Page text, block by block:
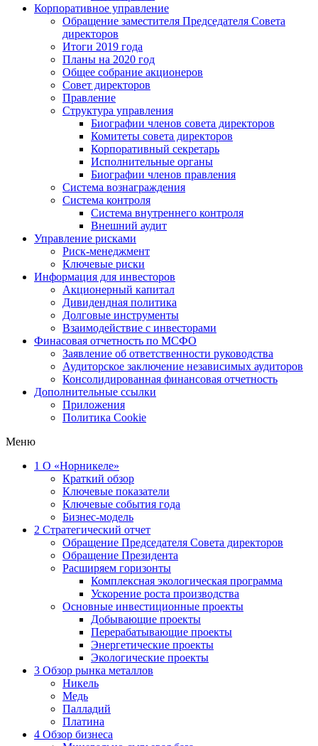
Корпоративное управление
Обращение заместителя Председателя Совета
директоров
Итоги 2019 года
Планы на 2020 год
Общее собрание акционеров
Совет директоров
Правление
Структура управления
Биографии членов совета директоров
Комитеты совета директоров
Корпоративный секретарь
Исполнительные органы
Биографии членов правления
Система вознаграждения
Система контроля
Система внутреннего контроля
Внешний аудит
Управление рисками
Риск-менеджмент
Ключевые риски
Информация для инвесторов
Акционерный капитал
Дивидендная политика
Долговые инструменты
Взаимодействие с инвеcторами
Финасовая отчетность по МСФО
Заявление об ответственности руководства
Аудиторское заключение независимых аудиторов
Консолидированная финансовая отчетность
Дополнительные ссылки
Приложения
Политика Cookie
Меню
1 О «Норникеле»
Краткий обзор
Ключевые показатели
Ключевые события года
Бизнес-модель
2 Стратегический отчет
Обращение Председателя Совета директоров
Обращение Президента
Расширяем горизонты
Комплексная экологическая программа
Ускорение роста производства
Основные инвестиционные проекты
Добывающие проекты
Перерабатывающие проекты
Энергетические проекты
Экологические проекты
3 Обзор рынка металлов
Никель
Медь
Палладий
Платина
4 Обзор бизнеса